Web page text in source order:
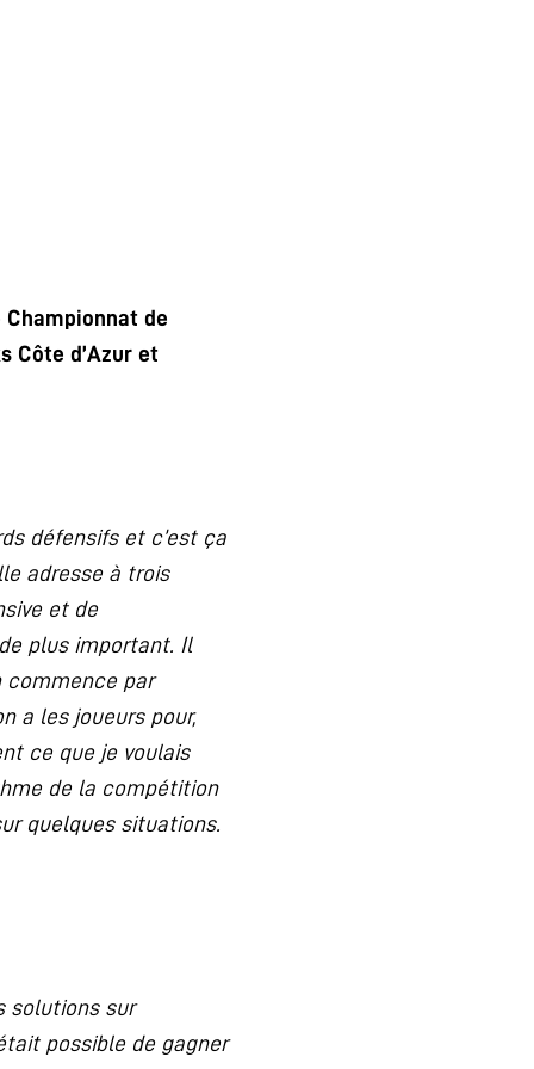
de
Côte d’Azur et
défensifs et c’est ça
adresse à trois
et de
plus important. Il
commence par
a les joueurs pour,
ce que je voulais
de la compétition
quelques situations.
solutions sur
possible de gagner